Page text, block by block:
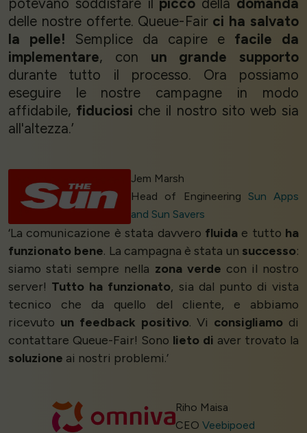
potevano soddisfare il picco della domanda
delle nostre offerte. Queue-Fair ci ha salvato
la pelle! Semplice da capire e facile da
implementare, con un grande supporto
durante tutto il processo. Ora possiamo
eseguire le nostre campagne in modo
affidabile, fiduciosi che il nostro sito web sia
all'altezza.’
Jem Marsh
Head of Engineering Sun Apps
and Sun Savers
‘La comunicazione è stata davvero fluidae tutto ha
funzionato bene. La campagna è stata un successo:
siamo stati sempre nella zona verde con il nostro
server! Tutto ha funzionato, sia dal punto di vista
tecnico che da quello del cliente, e abbiamo
ricevuto un feedback positivo. Vi consigliamo di
contattare Queue-Fair! Sono lieto di aver trovato la
soluzione ai nostri problemi.’
Riho Maisa
CEO Veebipoed